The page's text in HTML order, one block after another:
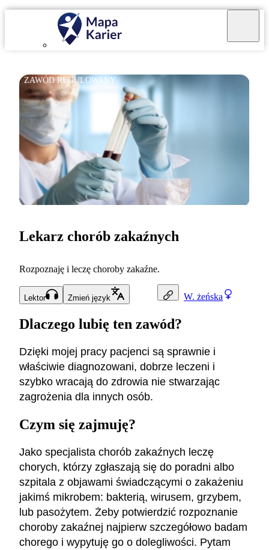
ZAWÓD REGULOWANY
W. żeńska
Lekarz chorób zakaźnych
Rozpoznaję i leczę choroby zakaźne.
Lektor Zmień język
Dlaczego lubię ten zawód?
Dzięki mojej pracy pacjenci są sprawnie i
właściwie diagnozowani, dobrze leczeni i
szybko wracają do zdrowia nie stwarzając
zagrożenia dla innych osób.
Czym się zajmuję?
Jako specjalista chorób zakaźnych leczę
chorych, którzy zgłaszają się do poradni albo
szpitala z objawami świadczącymi o zakażeniu
jakimś mikrobem: bakterią, wirusem, grzybem,
lub pasożytem. Żeby potwierdzić rozpoznanie
choroby zakaźnej najpierw szczegółowo badam
chorego i wypytuję go o dolegliwości. Pytam